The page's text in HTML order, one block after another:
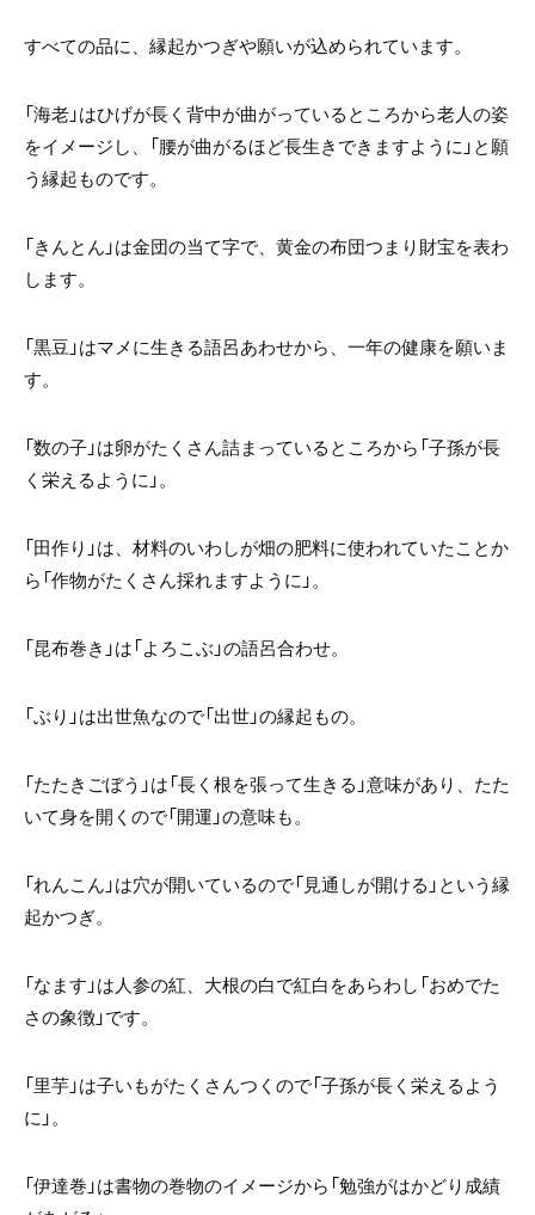
すべての品に、縁起かつぎや願いが込められています。
「海老」はひげが長く背中が曲がっているところから老人の姿
をイメージし、 「腰が曲がるほど長生きできますように」と願
う縁起ものです。
「きんとん」は金団の当て字で、黄金の布団つまり財宝を表わ
します。
「黒豆」はマメに生きる語呂あわせから、一年の健康を願いま
す。
「数の子」は卵がたくさん詰まっているところから「子孫が長
く栄えるように」。
「田作り」は、材料のいわしが畑の肥料に使われていたことか
ら「作物がたくさん採れますように」。
「昆布巻き」は「よろこぶ」の語呂合わせ。
「ぶり」は出世魚なので「出世」の縁起もの。
「たたきごぼう」は「長く根を張って生きる」意味があり、たた
いて身を開くので「開運」の意味も。
「れんこん」は穴が開いているので「見通しが開ける」という縁
起かつぎ。
「なます」は人参の紅、大根の白で紅白をあらわし「おめでた
さの象徴」です。
「里芋」は子いもがたくさんつくので「子孫が長く栄えるよう
に」。
「伊達巻」は書物の巻物のイメージから「勉強がはかどり成績